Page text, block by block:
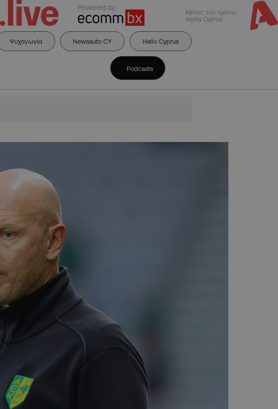
Powered by:
Μέλος του ομίλου
Alpha Cyprus
Ψυχαγωγία Newsauto CY Hello Cyprus
Podcasts